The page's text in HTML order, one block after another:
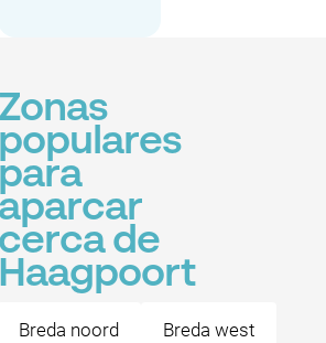
Zonas
populares
para
aparcar
cerca de
Haagpoort
Breda noord Breda west